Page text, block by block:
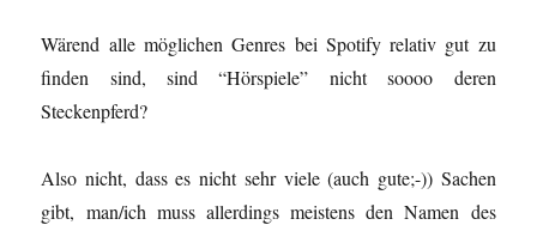
Wärend alle möglichen Genres bei Spotify relativ gut zu
finden sind, sind “Hörspiele” nicht soooo deren
Steckenpferd?
Also nicht, dass es nicht sehr viele (auch gute;-)) Sachen
gibt, man/ich muss allerdings meistens den Namen des